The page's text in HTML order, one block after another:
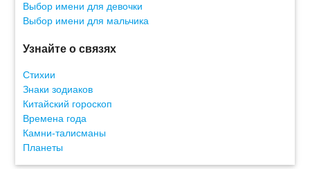
Выбор имени для девочки
Выбор имени для мальчика
Узнайте о связях
Стихии
Знаки зодиаков
Китайский гороскоп
Времена года
Камни-талисманы
Планеты